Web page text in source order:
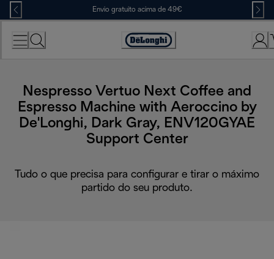
Skip
to
Content
Envio gratuito acima de 49€
Accessibility
Nespresso Vertuo Next Coffee and
Espresso Machine with Aeroccino by
De'Longhi, Dark Gray, ENV120GYAE
Support Center
Tudo o que precisa para configurar e tirar o máximo
partido do seu produto.